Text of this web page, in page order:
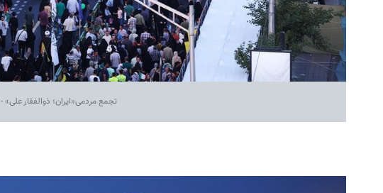
تجمع مردمی«ایران؛ ذوالفقار علی» - ۲